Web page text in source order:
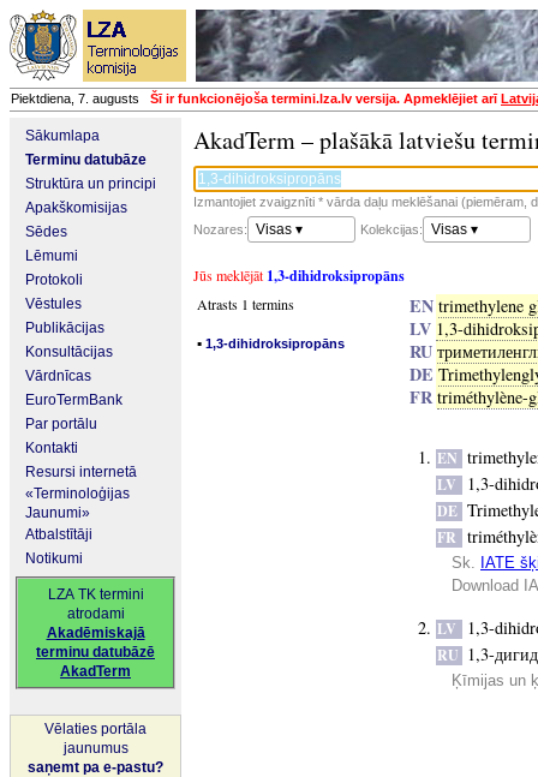
Piektdiena, 7. augusts Šī ir funkcionējoša termini.lza.lv versija. Apmeklējiet arī
Sākumlapa
Terminu datubāze
Struktūra un principi
Apakškomisijas
Sēdes
Lēmumi
Protokoli
Vēstules
Publikācijas
Konsultācijas
Vārdnīcas
EuroTermBank
Par portālu
Kontakti
Resursi internetā
«Terminoloģijas
Jaunumi»
Atbalstītāji
Notikumi
LZA TK termini
atrodami
Akadēmiskajā
terminu datubāzē
AkadTerm
Vēlaties portāla
jaunumus
saņemt pa e-pastu?
AkadTerm – plašākā latviešu
Izmantojiet zvaigznīti * vārda daļu meklēšanai (piemēram,
Nozares:
Visas ▾ Kolekcijas: Visas ▾
Jūs meklējāt 1,3-dihidroksipropāns
Atrasts 1 termins
▪ 1,3-dihidroksipropāns
EN trimethylene
LV 1,3-
RU
DE
FR triméthylène-
EN
LV 1,3-
DE
FR
Sk. IATE
Download
LV 1,3-
RU 1,3-
Ķīmijas un